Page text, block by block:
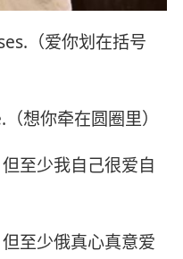
（爱你划在括号
想你牵在圆圈里）
至少我自己很爱自
至少俄真心真意爱